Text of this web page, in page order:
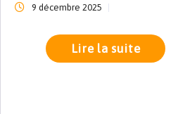
9 décembre 2025
Lire la suite